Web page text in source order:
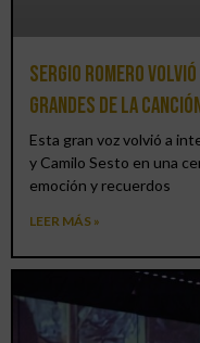
Sergio Romero
grandes de la
Esta gran voz volvió a
y Camilo Sesto en una
emoción y recuerdos
LEER MÁS »